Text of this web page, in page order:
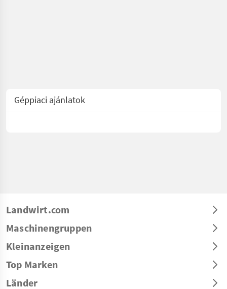
Géppiaci ajánlatok
Landwirt.com
Maschinengruppen
Kleinanzeigen
Top Marken
Länder